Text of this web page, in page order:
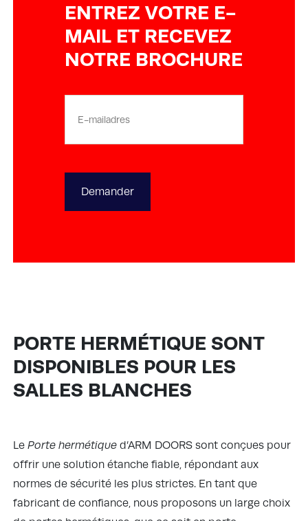
ENTREZ VOTRE E-
MAIL ET RECEVEZ
NOTRE BROCHURE
mailadres
PORTE HERMÉTIQUE SONT
DISPONIBLES POUR LES
SALLES BLANCHES
Le Porte hermétique d’ARM DOORS sont conçues pour
offrir une solution étanche fiable, répondant aux
normes de sécurité les plus strictes. En tant que
fabricant de confiance, nous proposons un large choix